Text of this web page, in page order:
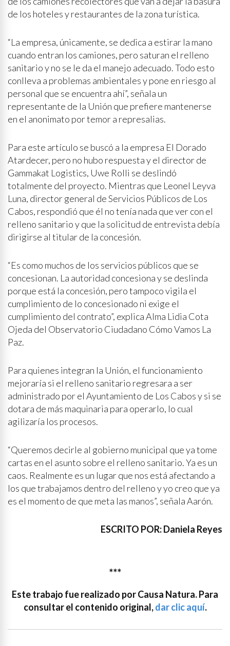
de los hoteles y restaurantes de la zona turística.
“La empresa, únicamente, se dedica a estirar la mano
cuando entran los camiones, pero saturan el relleno
sanitario y no se le da el manejo adecuado. Todo esto
conlleva a problemas ambientales y pone en riesgo al
personal que se encuentra ahí”, señala un
representante de la Unión que prefiere mantenerse
en el anonimato por temor a represalias.
Para este artículo se buscó a la empresa El Dorado
Atardecer, pero no hubo respuesta y el director de
Gammakat Logistics, Uwe Rolli se deslindó
totalmente del proyecto. Mientras que Leonel Leyva
Luna, director general de Servicios Públicos de Los
Cabos, respondió que él no tenía nada que ver con el
relleno sanitario y que la solicitud de entrevista debía
dirigirse al titular de la concesión.
“Es como muchos de los servicios públicos que se
concesionan. La autoridad concesiona y se deslinda
porque está la concesión, pero tampoco vigila el
cumplimiento de lo concesionado ni exige el
cumplimiento del contrato”, explica Alma Lidia Cota
Ojeda del Observatorio Ciudadano Cómo Vamos La
Paz.
Para quienes integran la Unión, el funcionamiento
mejoraría si el relleno sanitario regresara a ser
administrado por el Ayuntamiento de Los Cabos y si se
dotara de más maquinaria para operarlo, lo cual
agilizaría los procesos.
“Queremos decirle al gobierno municipal que ya tome
cartas en el asunto sobre el relleno sanitario. Ya es un
caos. Realmente es un lugar que nos está afectando a
los que trabajamos dentro del relleno y yo creo que ya
es el momento de que meta las manos”, señala Aarón.
ESCRITO POR: Daniela Reyes
***
Este trabajo fue realizado por Causa Natura. Para
consultar el contenido original,dar clic aquí.